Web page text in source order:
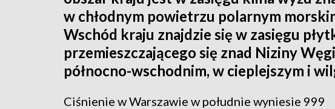
w chłodnym powietrzu polarnym
Wschód kraju znajdzie się w zasięgu
przemieszczającego się znad Niziny
północno-wschodnim, w cieplejszym i
Ciśnienie w Warszawie w południe wyniesie 999